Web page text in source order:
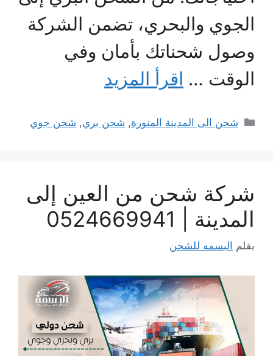
الجوي والبحري، تضمن الشركة
وصول شحناتك بأمان وفي
الوقت … اقرأ المزيد
التصنيفات
شحن الى المدينة المنورة, شحن بري, شحن جوي
شركة شحن من العين إلى
المدينة | 0524669941
بقلم البسمه للشحن